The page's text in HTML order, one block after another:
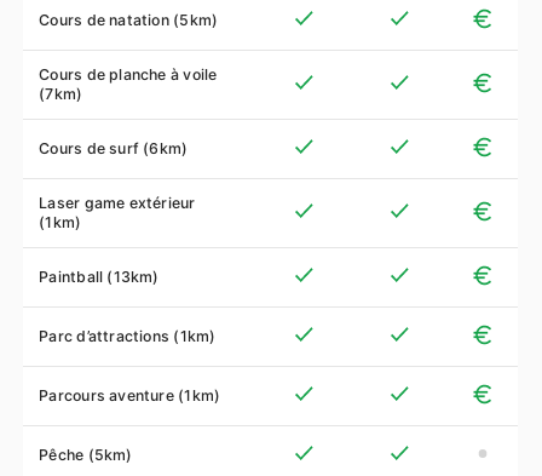
Cours de natation (5km)
Cours de planche à voile
(7km)
Cours de surf (6km)
Laser game extérieur
(1km)
Paintball (13km)
Parc d’attractions (1km)
Parcours aventure (1km)
Pêche (5km)